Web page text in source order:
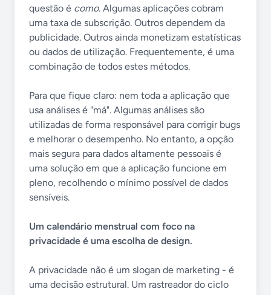
questão é como. Algumas aplicações cobram
uma taxa de subscrição. Outros dependem da
publicidade. Outros ainda monetizam estatísticas
ou dados de utilização. Frequentemente, é uma
combinação de todos estes métodos.
Para que fique claro: nem toda a aplicação que
usa análises é "má". Algumas análises são
utilizadas de forma responsável para corrigir bugs
e melhorar o desempenho. No entanto, a opção
mais segura para dados altamente pessoais é
uma solução em que a aplicação funcione em
pleno, recolhendo o mínimo possível de dados
sensíveis.
Um calendário menstrual com foco na
privacidade é uma escolha de design.
A privacidade não é um slogan de marketing - é
uma decisão estrutural. Um rastreador do ciclo